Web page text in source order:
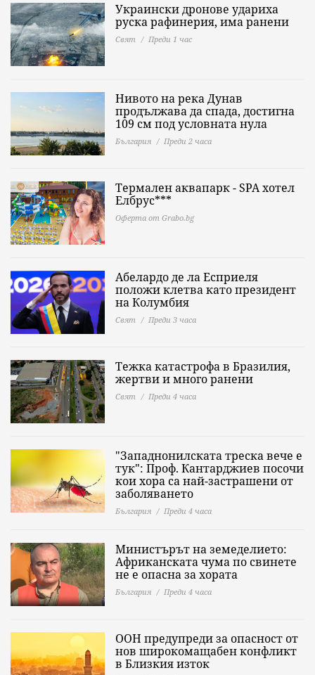
Украински дронове удариха
руска рафинерия, има ранени
Свят Преди 1 час
Нивото на река Дунав
продължава да спада, достигна
109 см под условната нула
България Преди 2 часа
Термален аквапарк - SPA хотел
Елбрус***
Оферта от Grabo.bg
Абелардо де ла Есприеля
положи клетва като президент
на Колумбия
Свят Преди 3 часа
Тежка катастрофа в Бразилия,
жертви и много ранени
Свят Преди 4 часа
"Западнонилската треска вече е
тук": Проф. Кантарджиев посочи
кои хора са най-застрашени от
заболяването
България Преди 4 часа
Министърът на земеделието:
Африканската чума по свинете
не е опасна за хората
България Преди 4 часа
ООН предупреди за опасност от
нов широкомащабен конфликт
в Близкия изток